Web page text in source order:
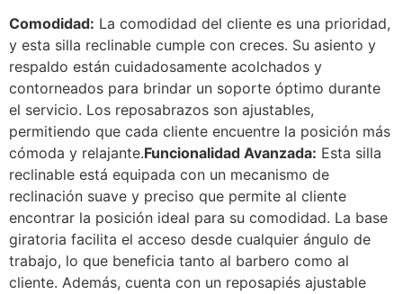
Comodidad: La comodidad del cliente es una prioridad,
y esta silla reclinable cumple con creces. Su asiento y
respaldo están cuidadosamente acolchados y
contorneados para brindar un soporte óptimo durante
el servicio. Los reposabrazos son ajustables,
permitiendo que cada cliente encuentre la posición más
cómoda y relajante.Funcionalidad Avanzada: Esta silla
reclinable está equipada con un mecanismo de
reclinación suave y preciso que permite al cliente
encontrar la posición ideal para su comodidad. La base
giratoria facilita el acceso desde cualquier ángulo de
trabajo, lo que beneficia tanto al barbero como al
cliente. Además, cuenta con un reposapiés ajustable